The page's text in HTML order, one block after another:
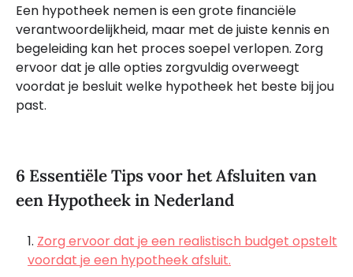
Een hypotheek nemen is een grote financiële
verantwoordelijkheid, maar met de juiste kennis en
begeleiding kan het proces soepel verlopen. Zorg
ervoor dat je alle opties zorgvuldig overweegt
voordat je besluit welke hypotheek het beste bij jou
past.
6 Essentiële Tips voor het Afsluiten van
een Hypotheek in Nederland
Zorg ervoor dat je een realistisch budget opstelt
voordat je een hypotheek afsluit.